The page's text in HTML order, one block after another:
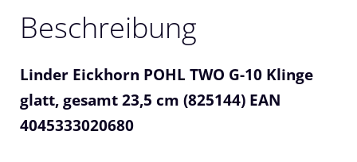
Beschreibung
Linder Eickhorn POHL TWO G-10 Klinge
glatt, gesamt 23,5 cm (825144) EAN
4045333020680